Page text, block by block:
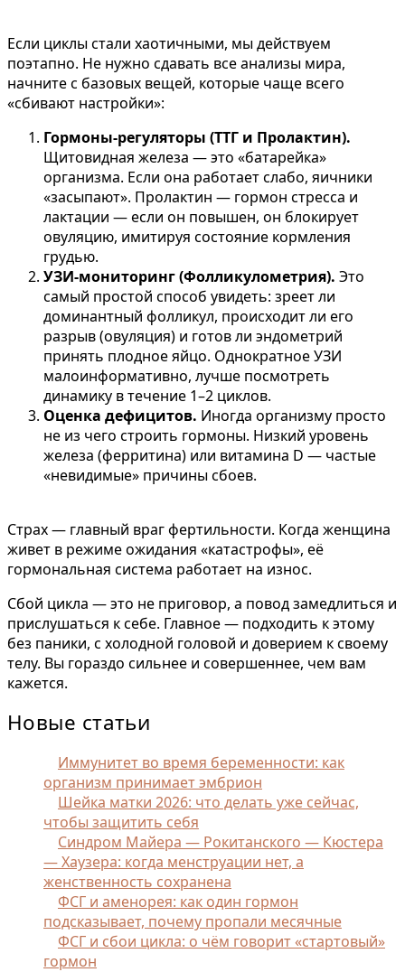
Если циклы стали хаотичными, мы действуем
поэтапно. Не нужно сдавать все анализы мира,
начните с базовых вещей, которые чаще всего
«сбивают настройки»:
Гормоны-регуляторы (ТТГ и Пролактин).
Щитовидная железа — это «батарейка»
организма. Если она работает слабо, яичники
«засыпают». Пролактин — гормон стресса и
лактации — если он повышен, он блокирует
овуляцию, имитируя состояние кормления
грудью.
УЗИ-мониторинг (Фолликулометрия). Это
самый простой способ увидеть: зреет ли
доминантный фолликул, происходит ли его
разрыв (овуляция) и готов ли эндометрий
принять плодное яйцо. Однократное УЗИ
малоинформативно, лучше посмотреть
динамику в течение 1–2 циклов.
Оценка дефицитов. Иногда организму просто
не из чего строить гормоны. Низкий уровень
железа (ферритина) или витамина D — частые
«невидимые» причины сбоев.
Страх — главный враг фертильности. Когда женщина
живет в режиме ожидания «катастрофы», её
гормональная система работает на износ.
Сбой цикла — это не приговор, а повод замедлиться и
прислушаться к себе. Главное — подходить к этому
без паники, с холодной головой и доверием к своему
телу. Вы гораздо сильнее и совершеннее, чем вам
кажется.
Новые статьи
Иммунитет во время беременности: как
организм принимает эмбрион
Шейка матки 2026: что делать уже сейчас,
чтобы защитить себя
Синдром Майера — Рокитанского — Кюстера
— Хаузера: когда менструации нет, а
женственность сохранена
ФСГ и аменорея: как один гормон
подсказывает, почему пропали месячные
ФСГ и сбои цикла: о чём говорит «стартовый»
гормон